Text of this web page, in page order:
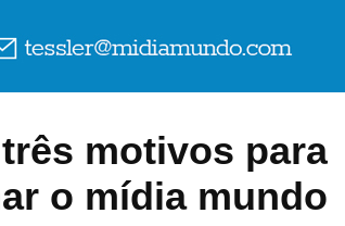
três motivos para
o mídia mundo